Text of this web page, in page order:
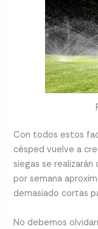
Con todos estos
césped vuelve a
siegas se
por semana
demasiado cortas
No debemos